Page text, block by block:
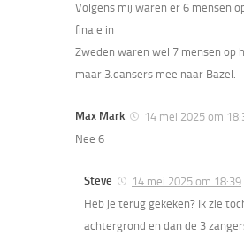
Volgens mij waren er 6 mensen
finale in
Zweden waren wel 7 mensen op
maar 3.dansers mee naar Bazel.
Max Mark
14 mei 2025 om
Nee 6
Steve
14 mei 2025 om 18:39
Heb je terug gekeken? Ik zie
achtergrond en dan de 3